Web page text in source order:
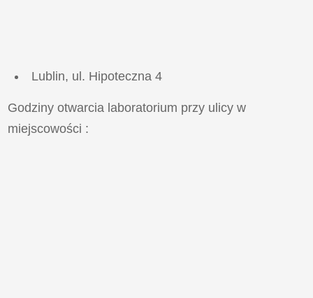
Lublin, ul. Hipoteczna 4
Godziny otwarcia laboratorium przy ulicyw
miejscowości :